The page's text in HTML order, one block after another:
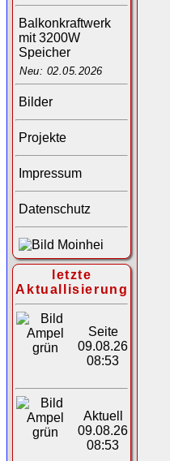
Balkonkraftwerk
mit 3200W
Speicher
Neu: 02.05.2026
Bilder
Projekte
Impressum
Datenschutz
letzte
Aktuallisierung
Seite
09.08.26
08:53
Aktuell
09.08.26
08:53